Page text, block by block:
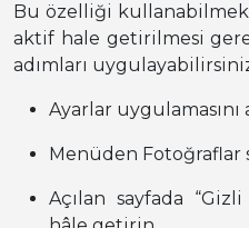
Bu özelliği
aktif hale getirilmesi
adımları
Ayarlar uygulamasını
Menüden
Açılan sayfada